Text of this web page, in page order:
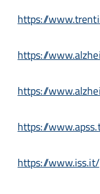
https://
https://
https://
https://
https://www.iss.it/